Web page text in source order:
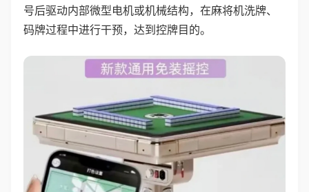
号后驱动内部微型电机或机械结构，在麻将机洗牌、
码牌过程中进行干预，达到控牌目的。